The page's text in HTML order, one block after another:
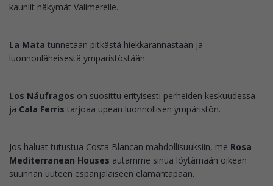
kauniit näkymät Välimerelle.
La Mata tunnetaan pitkästä hiekkarannastaan ja
luonnonläheisestä ympäristöstään.
Los Náufragos on suosittu erityisesti perheiden keskuudessa
ja Cala Ferris tarjoaa upean luonnollisen ympäristön.
Jos haluat tutustua Costa Blancan mahdollisuuksiin, me Rosa
Mediterranean Houses autamme sinua löytämään oikean
suunnan uuteen espanjalaiseen elämäntapaan.